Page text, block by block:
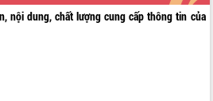
nội dung, chất lượng cung cấp thông tin của